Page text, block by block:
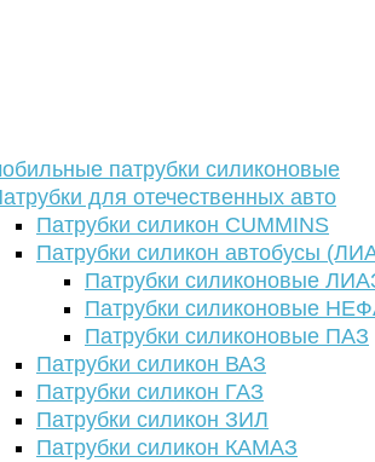
патрубки силиконовые
для отечественных авто
Патрубки силикон CUMMINS
Патрубки силикон автобусы
Патрубки силиконовые
Патрубки силиконовые
Патрубки силиконовые ПАЗ
Патрубки силикон ВАЗ
Патрубки силикон ГАЗ
Патрубки силикон ЗИЛ
Патрубки силикон КАМАЗ